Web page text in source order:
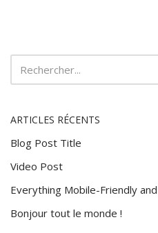
ARTICLES RÉCENTS
Blog Post Title
Video Post
Everything Mobile-Friendly
Bonjour tout le monde !